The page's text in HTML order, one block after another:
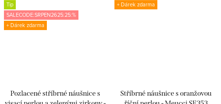
Tip
SALECODE:SRPEN2625:25:%
+ Dárek zdarma
Pozlacené stříbrné náušnice s
+ Dárek zdarma
Stříbrné náušnice s oranžovou